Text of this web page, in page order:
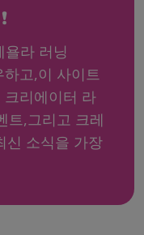
욜라 러닝
고,이 사이트
리에이터 라
트,그리고 크레
신 소식을 가장